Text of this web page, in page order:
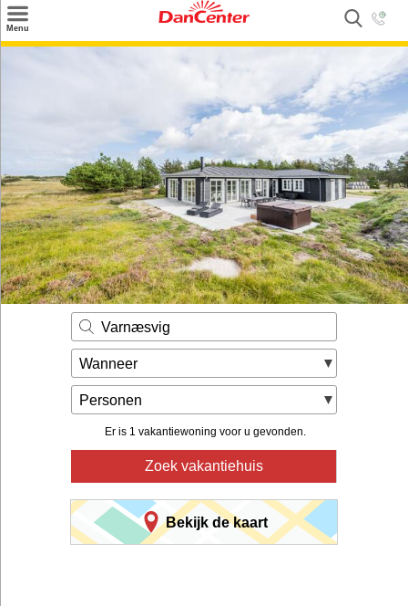
Menu
Service
Kontakt
Varnæsvig
Wanneer
Personen
Er is 1 vakantiewoning voor u gevonden.
Zoek vakantiehuis
Bekijk de kaart